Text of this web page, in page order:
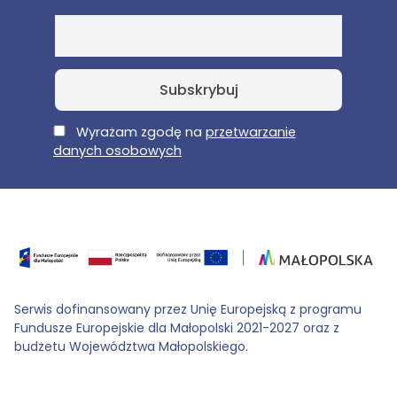
E-MailWyrażam zgodę na przetwarzanie
danych osobowych
Serwis dofinansowany przez Unię Europejską z programu
Fundusze Europejskie dla Małopolski 2021-2027 oraz z
budżetu Województwa Małopolskiego.